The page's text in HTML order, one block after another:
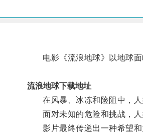
电影《流浪地球》以地球面
流浪地球下载地址
在风暴、冰冻和险阻中，人
面对未知的危险和挑战，人
影片最终传递出一种希望和